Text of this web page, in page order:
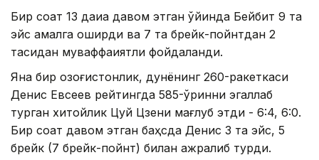
Бир соат 13 дақиқа давом этган ўйинда Бейбит 9 та
эйс амалга оширди ва 7 та брейк-пойнтдан 2
тасидан муваффақиятли фойдаланди.
Яна бир қозоғистонлик, дунёнинг 260-ракеткаси
Денис Евсеев рейтингда 585-ўринни эгаллаб
турган хитойлик Цуй Цзени мағлуб этди - 6:4, 6:0.
Бир соат давом этган баҳсда Денис 3 та эйс, 5
брейк (7 брейк-пойнт) билан ажралиб турди.